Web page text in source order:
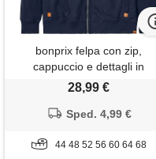
bonprix felpa con zip,
cappuccio e dettagli in
similpelle-blu
28,99 €
Sped. 4,99 €
44 48 52 56 60 64 68